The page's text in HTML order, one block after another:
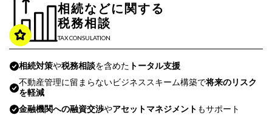
相続などに関する
税務相談
TAX CONSULATION
相続対策や税務相談を含めた トータル支援
不動産管理に留まらないビジネススキーム構築で将来のリスク
を軽減
金融機関への融資交渉やアセットマネジメント もサポート